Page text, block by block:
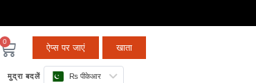
0
ऐप्स पर जाएं खाता
मुद्रा बदलें ₨ पीकेआर